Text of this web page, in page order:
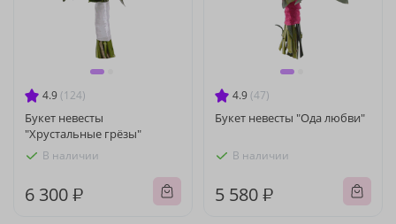
4.9 (124)
Букет невесты
"Хрустальные грёзы"
В наличии
6 300 ₽
4.9 (47)
Букет невесты "Ода любви"
В наличии
5 580 ₽